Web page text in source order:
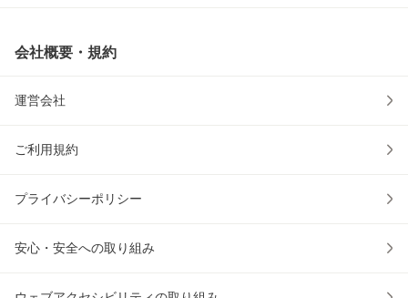
会社概要・規約
運営会社
ご利用規約
プライバシーポリシー
安心・安全への取り組み